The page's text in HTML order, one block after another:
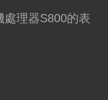
處理器S800的表